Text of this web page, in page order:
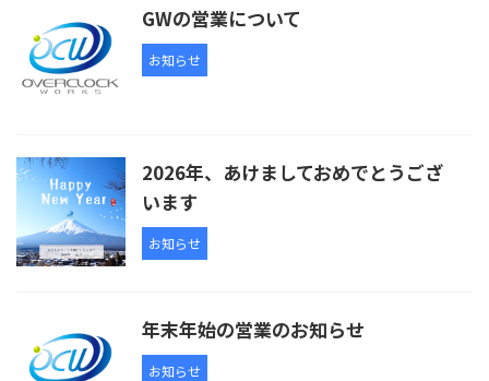
GWの営業について
お知らせ
2026年、あけましておめでとうござ
います
お知らせ
年末年始の営業のお知らせ
お知らせ